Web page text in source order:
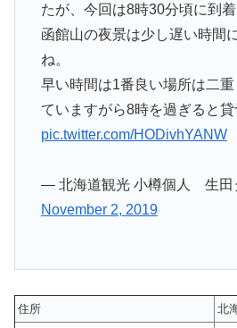
たが、今回は8時30分頃に到着
函館山の夜景は少し遅い時間
ね。
早い時間は1番良い場所は二
ていますがら8時を過ぎると貸
pic.twitter.com/HODivhYANW
— 北海道観光 小樽個人 生田
November 2, 2019
住所
北